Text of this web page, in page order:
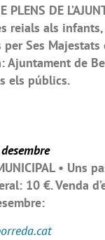
DE
reials als
Ses Majestats
Ajuntament de
els públics.
• Uns
10 €. Venda